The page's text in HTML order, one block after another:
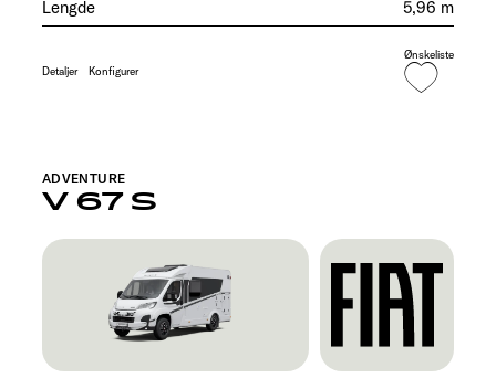
Lengde
5,96 m
Detaljer Konfigurer
Ønskeliste
V 67 S
ADVENTURE